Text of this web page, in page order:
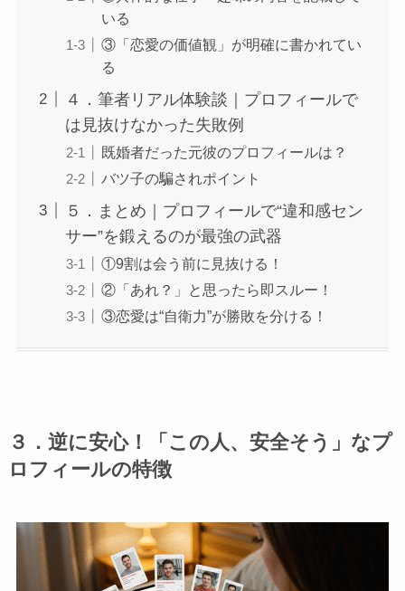
いる
③「恋愛の価値観」が明確に書かれてい
る
４．筆者リアル体験談｜プロフィールで
は見抜けなかった失敗例
既婚者だった元彼のプロフィールは？
バツ子の騙されポイント
５．まとめ｜プロフィールで“違和感セン
サー”を鍛えるのが最強の武器
①9割は会う前に見抜ける！
②「あれ？」と思ったら即スルー！
③恋愛は“自衛力”が勝敗を分ける！
３．逆に安心！「この人、安全そう」なプ
ロフィールの特徴